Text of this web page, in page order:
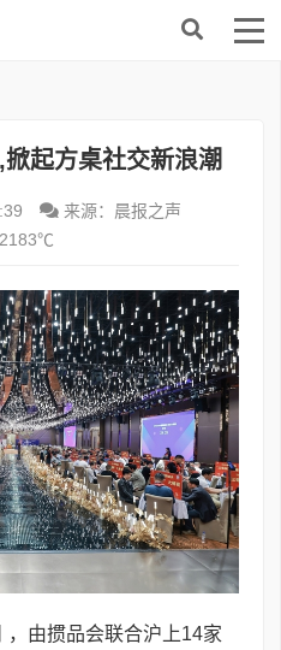
起方桌社交新浪潮
来源：晨报之声
，由掼品会联合沪上14家